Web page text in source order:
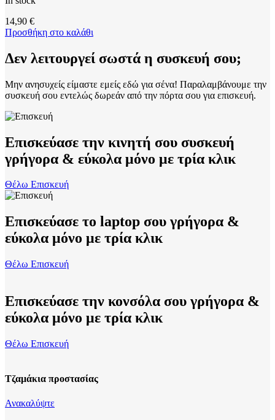
14,90 €
Προσθήκη στο καλάθι
Δεν λειτουργεί σωστά η συσκευή σου;
Μην ανησυχείς είμαστε εμείς εδώ για σένα! Παραλαμβάνουμε την
συσκευή σου εντελώς δωρεάν από την πόρτα σου για επισκευή.
Eπισκεύασε την κινητή σου συσκευή
γρήγορα & εύκολα μόνο με τρία κλικ
Θέλω Επισκευή
Eπισκεύασε το laptop σου γρήγορα &
εύκολα μόνο με τρία κλικ
Θέλω Επισκευή
Eπισκεύασε την κονσόλα σου γρήγορα &
εύκολα μόνο με τρία κλικ
Θέλω Επισκευή
Τζαμάκια προστασίας
Ανακαλύψτε